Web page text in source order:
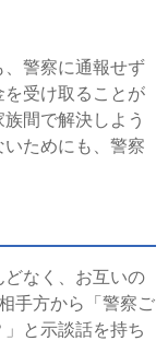
警察に通報せず
受け取ることが
間で解決しよう
ためにも、警察
なく、お互いの
手方から「警察ご
と示談話を持ち